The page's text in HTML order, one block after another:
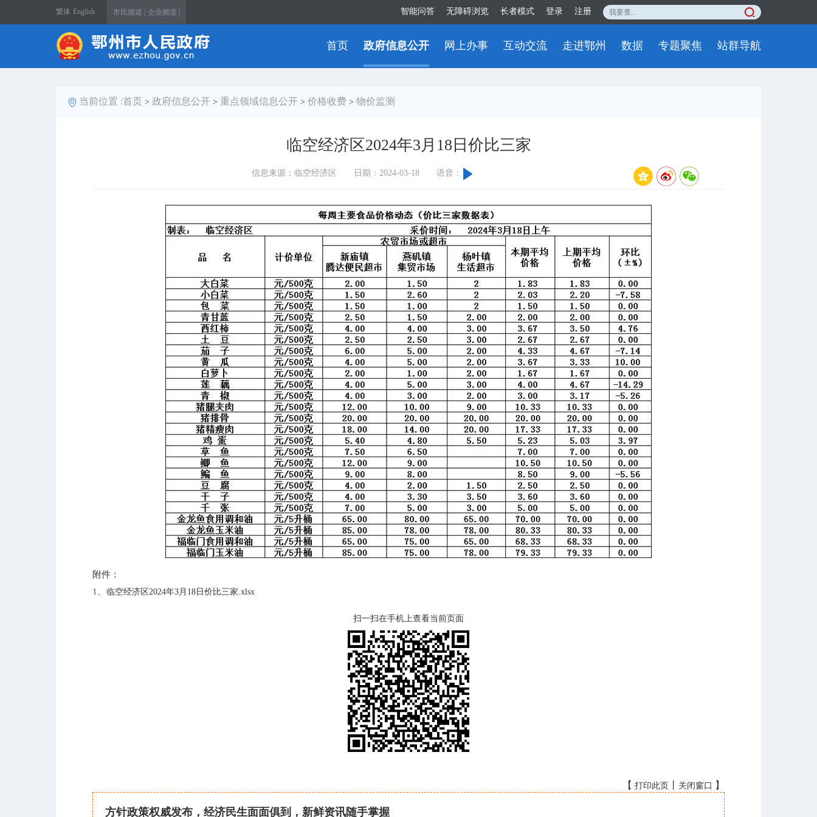
繁体 English 市民频道 | 企业频道 | 智能问答 无障碍浏览 长者模式 登录 注册
首页 政府信息公开 网上办事 互动交流 走进鄂州 数据 专题聚焦 站群导航
当前位置 :首页 > 政府信息公开 > 重点领域信息公开 > 价格收费 > 物价监测
临空经济区2024年3月18日价比三家
信息来源：临空经济区 日期：2024-03-18 语音：
附件：
1、 临空经济区2024年3月18日价比三家.xlsx
扫一扫在手机上查看当前页面
【 打印此页 关闭窗口 】
方针政策权威发布，经济民生面面俱到，新鲜资讯随手掌握